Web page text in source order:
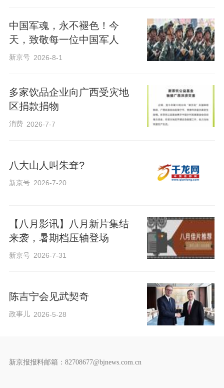
中国军魂，永不褪色！今
天，致敬每一位中国军人
新京号 2026-8-1
多家饮品企业向广西受灾地
区捐款捐物
消费 2026-7-7
八大山人叫朱耷?
新京号 2026-7-20
【八月影讯】八月新片集结
来袭，暑期档压轴登场
新京号 2026-7-31
陈吉宁会见武契奇
政事儿 2026-5-28
新京报报料邮箱：82708677@bjnews.com.cn